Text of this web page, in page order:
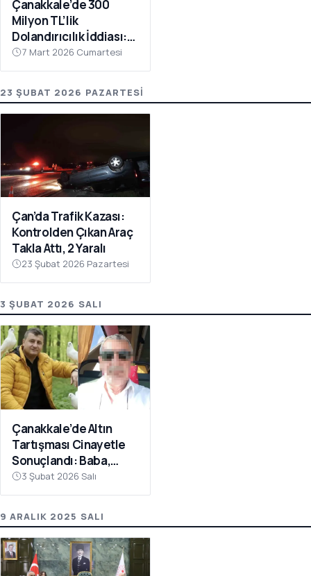
Çanakkale’de 300
Milyon TL’lik
Dolandırıcılık İddiası:
Şüpheli Evinde Ölü
Bulundu
7 Mart 2026 Cumartesi
23 ŞUBAT 2026 PAZARTESI
Çan’da Trafik Kazası:
Kontrolden Çıkan Araç
Takla Attı, 2 Yaralı
23 Şubat 2026 Pazartesi
3 ŞUBAT 2026 SALI
Çanakkale’de Altın
Tartışması Cinayetle
Sonuçlandı: Baba,
Oğlunu Bıçaklayarak
Öldürdü
3 Şubat 2026 Salı
9 ARALIK 2025 SALI